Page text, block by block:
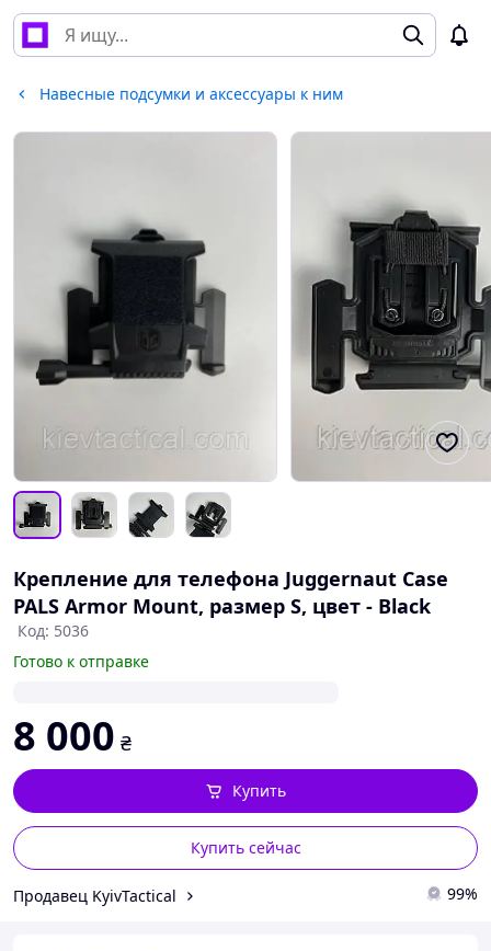
Навесные подсумки и аксессуары к ним
Крепление для телефона Juggernaut Case
PALS Armor Mount, размер S, цвет - Black
Код: 5036
Готово к отправке
8 000 ₴
Купить сейчас
Купить
Продавец KyivTactical 99%